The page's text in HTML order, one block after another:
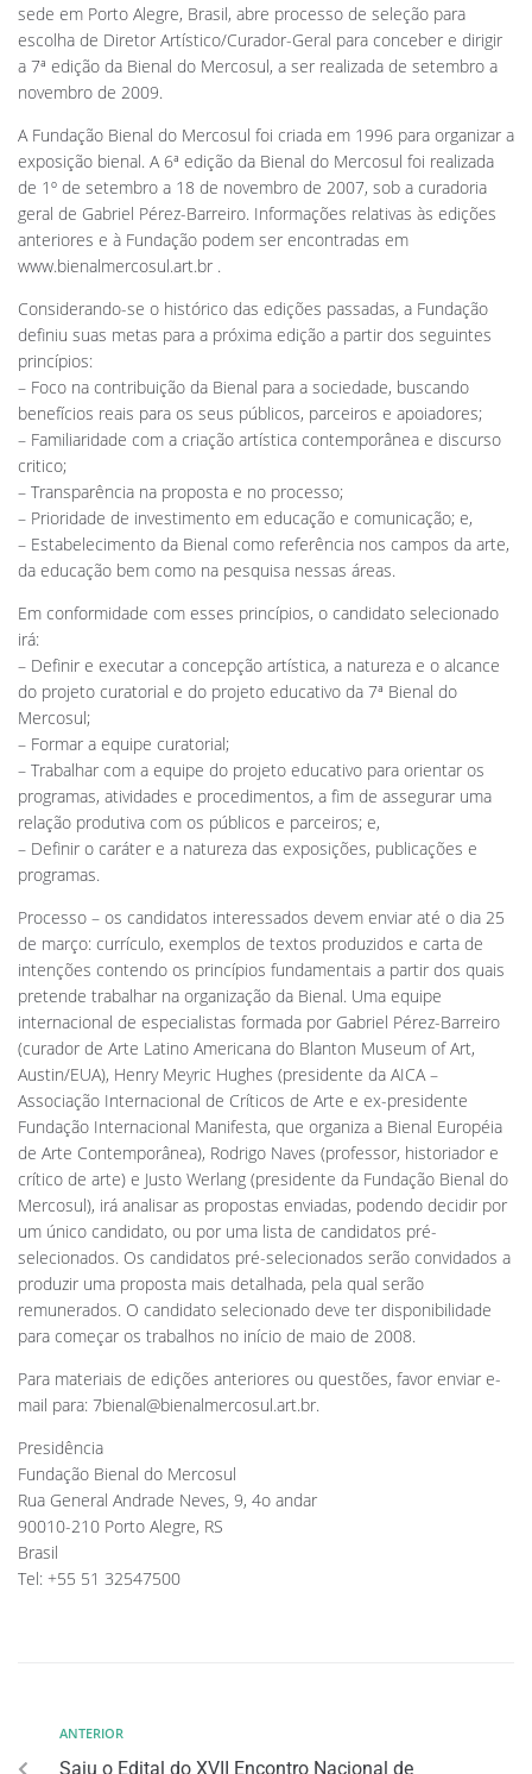
sede em Porto Alegre, Brasil, abre processo de seleção para
escolha de Diretor Artístico/Curador-Geral para conceber e dirigir
a 7ª edição da Bienal do Mercosul, a ser realizada de setembro a
novembro de 2009.
A Fundação Bienal do Mercosul foi criada em 1996 para organizar a
exposição bienal. A 6ª edição da Bienal do Mercosul foi realizada
de 1º de setembro a 18 de novembro de 2007, sob a curadoria
geral de Gabriel Pérez-Barreiro. Informações relativas às edições
anteriores e à Fundação podem ser encontradas em
www.bienalmercosul.art.br .
Considerando-se o histórico das edições passadas, a Fundação
definiu suas metas para a próxima edição a partir dos seguintes
princípios:
– Foco na contribuição da Bienal para a sociedade, buscando
benefícios reais para os seus públicos, parceiros e apoiadores;
– Familiaridade com a criação artística contemporânea e discurso
critico;
– Transparência na proposta e no processo;
– Prioridade de investimento em educação e comunicação; e,
– Estabelecimento da Bienal como referência nos campos da arte,
da educação bem como na pesquisa nessas áreas.
Em conformidade com esses princípios, o candidato selecionado
irá:
– Definir e executar a concepção artística, a natureza e o alcance
do projeto curatorial e do projeto educativo da 7ª Bienal do
Mercosul;
– Formar a equipe curatorial;
– Trabalhar com a equipe do projeto educativo para orientar os
programas, atividades e procedimentos, a fim de assegurar uma
relação produtiva com os públicos e parceiros; e,
– Definir o caráter e a natureza das exposições, publicações e
programas.
Processo – os candidatos interessados devem enviar até o dia 25
de março: currículo, exemplos de textos produzidos e carta de
intenções contendo os princípios fundamentais a partir dos quais
pretende trabalhar na organização da Bienal. Uma equipe
internacional de especialistas formada por Gabriel Pérez-Barreiro
(curador de Arte Latino Americana do Blanton Museum of Art,
Austin/EUA), Henry Meyric Hughes (presidente da AICA –
Associação Internacional de Críticos de Arte e ex-presidente
Fundação Internacional Manifesta, que organiza a Bienal Européia
de Arte Contemporânea), Rodrigo Naves (professor, historiador e
crítico de arte) e Justo Werlang (presidente da Fundação Bienal do
Mercosul), irá analisar as propostas enviadas, podendo decidir por
um único candidato, ou por uma lista de candidatos pré-
selecionados. Os candidatos pré-selecionados serão convidados a
produzir uma proposta mais detalhada, pela qual serão
remunerados. O candidato selecionado deve ter disponibilidade
para começar os trabalhos no início de maio de 2008.
Para materiais de edições anteriores ou questões, favor enviar e-
mail para: 7bienal@bienalmercosul.art.br.
Presidência
Fundação Bienal do Mercosul
Rua General Andrade Neves, 9, 4o andar
90010-210 Porto Alegre, RS
Brasil
Tel: +55 51 32547500
ANTERIOR
Saiu o Edital do XVII Encontro Nacional de